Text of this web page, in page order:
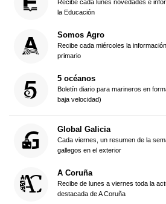
Recibe cada lunes novedades e
la Educación
Somos Agro
Recibe cada miércoles la
primario
5 océanos
Boletín diario para marineros en
baja velocidad)
Global Galicia
Cada viernes, un resumen de la
gallegos en el exterior
A Coruña
Recibe de lunes a viernes toda la
destacada de A Coruña